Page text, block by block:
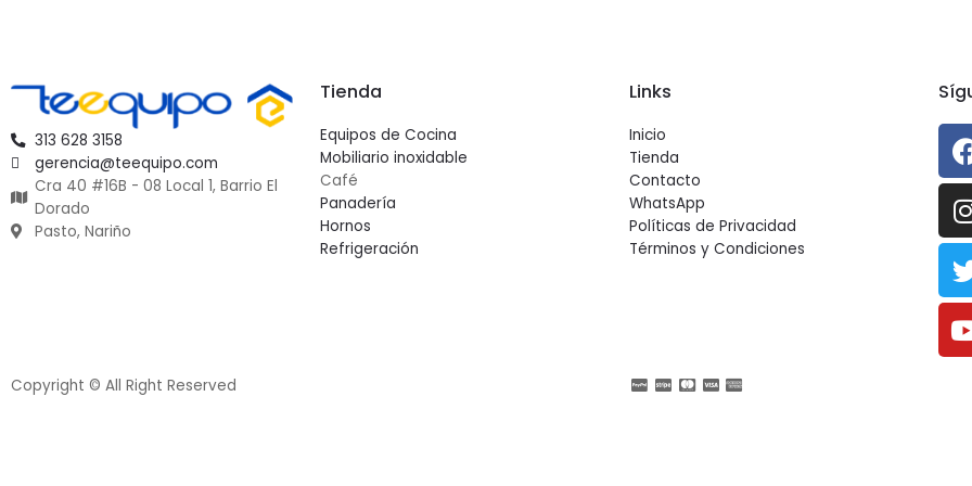
313 628 3158
gerencia@teequipo.com
Cra 40 #16B - 08 Local 1, Barrio El
Dorado
Pasto, Nariño
Tienda
Equipos de Cocina
Mobiliario inoxidable
Café
Panadería
Hornos
Refrigeración
Links
Inicio
Tienda
Contacto
WhatsApp
Políticas de Privacidad
Términos y Condiciones
Copyright © All Right Reserved